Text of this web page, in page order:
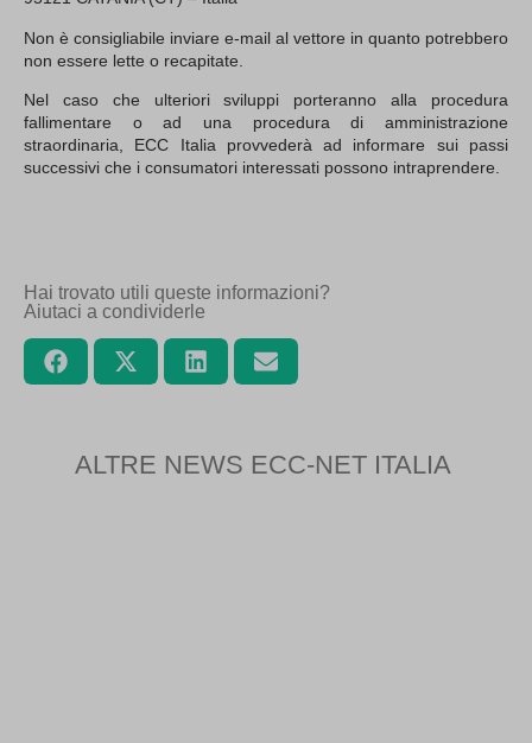
Non è consigliabile inviare e-mail al vettore in quanto potrebbero
non essere lette o recapitate.
Nel caso che ulteriori sviluppi porteranno alla procedura
fallimentare o ad una procedura di amministrazione
straordinaria, ECC Italia provvederà ad informare sui passi
successivi che i consumatori interessati possono intraprendere.
Hai trovato utili queste informazioni?
Aiutaci a condividerle
ALTRE NEWS ECC-NET ITALIA